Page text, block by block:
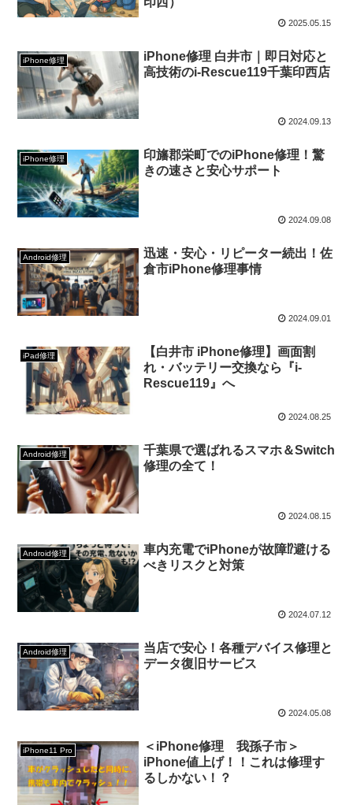
先ほども説明させていただいた通り、この修理がiPhone
落として割れてしまった、iPhoneの上に物を落として割
れてしまった等々。様々な理由で落として割ってしまった
お客様が修理を依頼しに当店まで来店されます。当店であ
時間も最短30分～となっております。また、当店はお客
様の画面の状態によって『軽度』と『重度』で分けており
ます。当店の画面修理は割れてしまったパネルの買取も含
めてのお値段となっている為、パネルの状態によって買取
金額が変わります。ガラスが割れているだけで、内部が見
えていない状態であれば『軽度』、タッチが効かない、液
晶が漏れている、触ってないのに勝手に動く、内部が見え
てしまっている状態であれば『重度』での修理となってお
バッテリー交換
バッテリー交換の修理は二番目に多いご依頼となります。
バッテリーはどのような使い方をしていても劣化は絶対に
してしまいます。基本的には大体2年くらいでバッテリー
の劣化が顕著に出始めます。主な症状は、『充電しても1
日持たない』、『充電が残り30％以上残っているにもか
る』、『バッテリーが膨張してしまっている』などです。
このような症状が出始めた場合は早めに近くの修理店へバ
ッテリーを交換しに行きましょう。
水没復旧
あいふぉんを持ってお風呂に入り手が滑って落ちてしまっ
た、プールや海、川などで遊んでいて気付いたらアイフォ
様々な理由で水没復旧の依頼がきます。iPhoneには防水
機能がございますが、それでも充電口などから水が浸入し
てしまうので、水の掛かった位置やそもそもに水に浸かっ
2025.05.15
iPhone修理
iPhone修理 白井市｜即日対応と
高技術のi-Rescue119千葉印西店
2024.09.13
iPhone修理
印旛郡栄町でのiPhone修理！驚
きの速さと安心サポート
2024.09.08
Android修理
迅速・安心・リピーター続出！佐
倉市iPhone修理事情
2024.09.01
iPad修理
【白井市 iPhone修理】画面割
れ・バッテリー交換なら『i-
Rescue119』へ
2024.08.25
Android修理
千葉県で選ばれるスマホ＆Switch
修理の全て！
2024.08.15
Android修理
車内充電でiPhoneが故障⁉避ける
べきリスクと対策
2024.07.12
Android修理
当店で安心！各種デバイス修理と
データ復旧サービス
2024.05.08
iPhone11 Pro
＜iPhone修理 我孫子市＞
iPhone値上げ！！これは修理す
るしかない！？